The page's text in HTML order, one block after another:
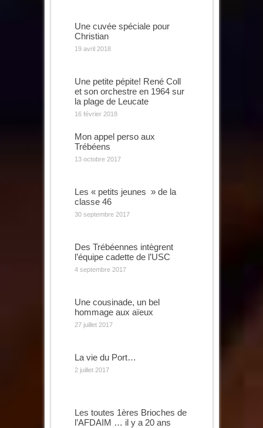
Une cuvée spéciale pour
Christian
19 avril 2018
Une petite pépite! René Coll
et son orchestre en 1964 sur
la plage de Leucate
16 février 2018
Mon appel perso aux
Trébéens
13 octobre 2017
Les « petits jeunes » de la
classe 46
30 septembre 2017
Des Trébéennes intègrent
l’équipe cadette de l’USC
4 septembre 2017
Une cousinade, un bel
hommage aux aïeux
27 juillet 2017
La vie du Port…
2 juillet 2017
Les toutes 1ères Brioches de
l’AFDAIM … il y a 20 ans